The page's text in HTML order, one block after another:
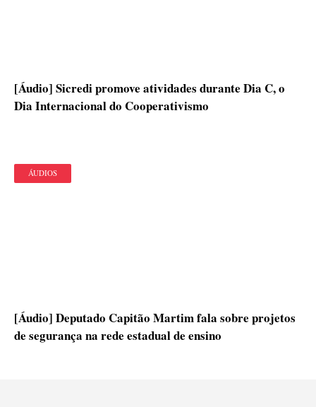
[Áudio] Sicredi promove atividades durante Dia C, o
Dia Internacional do Cooperativismo
ÁUDIOS
[Áudio] Deputado Capitão Martim fala sobre projetos
de segurança na rede estadual de ensino